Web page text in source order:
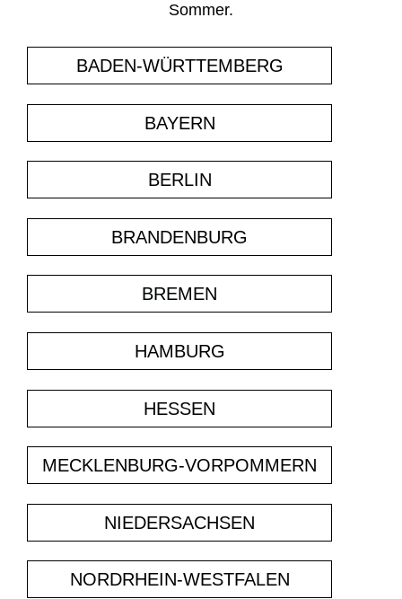
Sommer.
BADEN-WÜRTTEMBERG
BAYERN
BERLIN
BRANDENBURG
BREMEN
HAMBURG
HESSEN
MECKLENBURG-VORPOMMERN
NIEDERSACHSEN
NORDRHEIN-WESTFALEN